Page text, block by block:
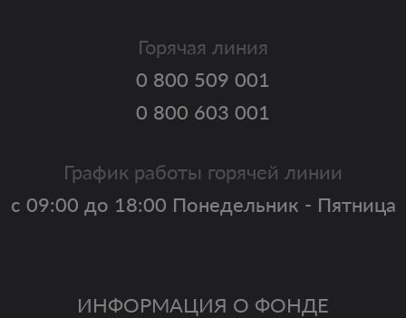
ИНФОРМАЦИЯ О ФОНДЕ
Горячая линия
0 800 509 001
0 800 603 001
График работы горячей линии
с 09:00 до 18:00 Понедельник - Пятница